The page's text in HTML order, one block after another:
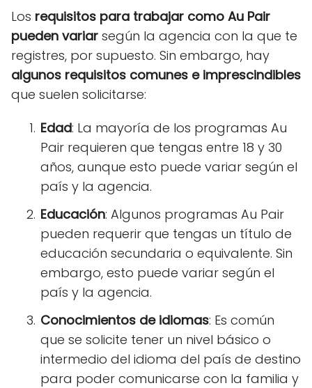
Los requisitos para trabajar como Au Pair
pueden variar según la agencia con la que te
registres, por supuesto. Sin embargo, hay
algunos requisitos comunes e imprescindibles
que suelen solicitarse:
Edad: La mayoría de los programas Au
Pair requieren que tengas entre 18 y 30
años, aunque esto puede variar según el
país y la agencia.
Educación: Algunos programas Au Pair
pueden requerir que tengas un título de
educación secundaria o equivalente. Sin
embargo, esto puede variar según el
país y la agencia.
Conocimientos de idiomas: Es común
que se solicite tener un nivel básico o
intermedio del idioma del país de destino
para poder comunicarse con la familia y